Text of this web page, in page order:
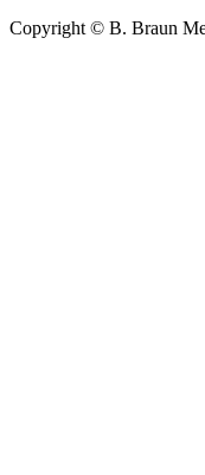
Copyright © B. Braun